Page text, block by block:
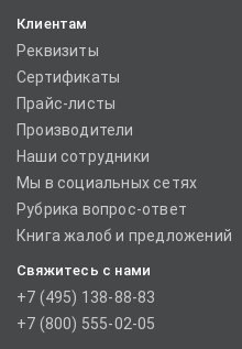
Клиентам
Реквизиты
Сертификаты
Прайс-листы
Производители
Наши сотрудники
Мы в социальных сетях
Рубрика вопрос-ответ
Книга жалоб и предложений
Свяжитесь с нами
+7 (495) 138-88-83
+7 (800) 555-02-05